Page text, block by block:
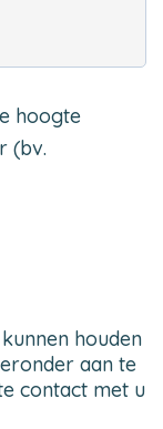
hoogte
(bv.
houden
aan te
contact met u